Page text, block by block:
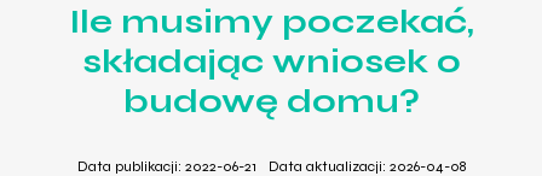
budowę domu?
Ile musimy poczekać,
składając wniosek o
budowę domu?
Data publikacji: 2022-06-21 Data aktualizacji: 2026-04-08